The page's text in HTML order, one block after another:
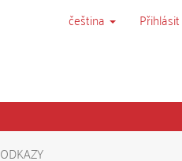
čeština
ODKAZY